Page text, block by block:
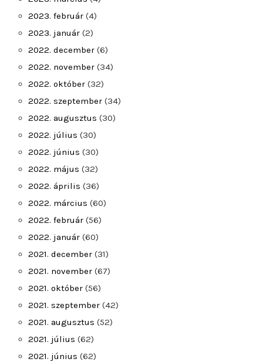
2023. február (4)
2023. január (2)
2022. december (6)
2022. november (34)
2022. október (32)
2022. szeptember (34)
2022. augusztus (30)
2022. július (30)
2022. június (30)
2022. május (32)
2022. április (36)
2022. március (60)
2022. február (56)
2022. január (60)
2021. december (31)
2021. november (67)
2021. október (56)
2021. szeptember (42)
2021. augusztus (52)
2021. július (62)
2021. június (62)